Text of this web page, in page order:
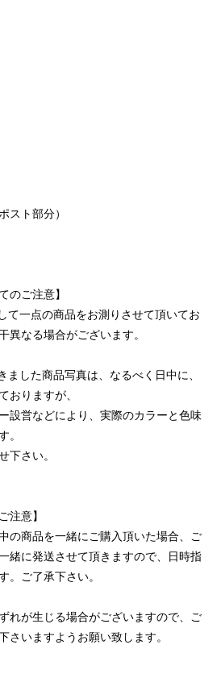
スト部分）
のご注意】
て一点の商品をお測りさせて頂いてお
異なる場合がございます。
した商品写真は、なるべく日中に、
おりますが、
設営などにより、実際のカラーと色味
。
下さい。
注意】
の商品を一緒にご購入頂いた場合、ご
緒に発送させて頂きますので、日時指
。ご了承下さい。
れが生じる場合がございますので、ご
さいますようお願い致します。